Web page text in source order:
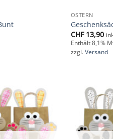
OSTERN
CHF13,90
Enthält 8,1%
zzgl. Versand
Add to
wishlist